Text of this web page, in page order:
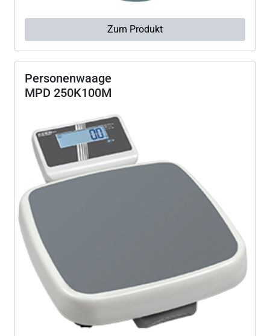
Zum Produkt
Personenwaage
MPD 250K100M